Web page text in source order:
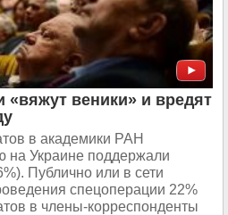
«вяжут веники» и вредят
в академики РАН
на Украине поддержали
Публично или в сети
спецоперации 22%
в члены-корреспонденты